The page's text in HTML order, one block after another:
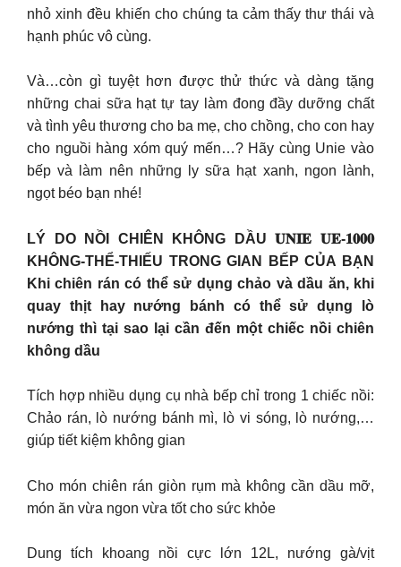
nhỏ xinh đều khiến cho chúng ta cảm thấy thư thái và
hạnh phúc vô cùng.
Và…còn gì tuyệt hơn được thử thức và dàng tặng
những chai sữa hạt tự tay làm đong đầy dưỡng chất
và tình yêu thương cho ba mẹ, cho chồng, cho con hay
cho nguồi hàng xóm quý mến…? Hãy cùng Unie vào
bếp và làm nên những ly sữa hạt xanh, ngon lành,
ngọt béo bạn nhé!
LÝ DO NỒI CHIÊN KHÔNG DẦU 𝐔𝐍𝐈𝐄 𝐔𝐄-𝟏𝟎𝟎𝟎
KHÔNG-THỂ-THIẾU TRONG GIAN BẾP CỦA BẠN
Khi chiên rán có thể sử dụng chảo và dầu ăn, khi
quay thịt hay nướng bánh có thể sử dụng lò
nướng thì tại sao lại cần đến một chiếc nồi chiên
không dầu
Tích hợp nhiều dụng cụ nhà bếp chỉ trong 1 chiếc nồi:
Chảo rán, lò nướng bánh mì, lò vi sóng, lò nướng,…
giúp tiết kiệm không gian
Cho món chiên rán giòn rụm mà không cần dầu mỡ,
món ăn vừa ngon vừa tốt cho sức khỏe
Dung tích khoang nồi cực lớn 12L, nướng gà/vịt